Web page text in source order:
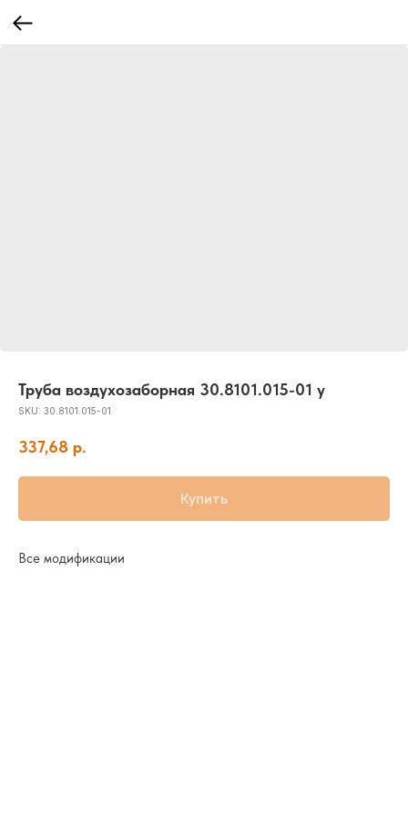
Труба воздухозаборная 30.8101.015-01 у
SKU: 30.8101.015-01
337,68 р.
Купить
Все модификации